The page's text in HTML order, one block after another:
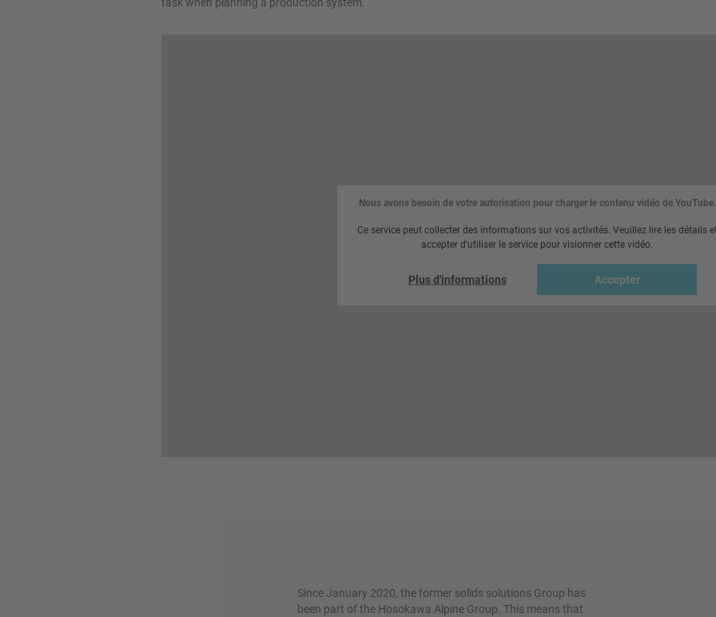
Compacteurs et presses à
Nous avons besoin de votre autorisation pour charger le contenu vidéo de YouTube.
Ce service peut collecter des informations sur vos activités. Veuillez lire les détails
accepter d'utiliser le service pour visionner cette vidéo.
Plus d'informations Accepter
Since January 2020, the former solids solutions Group has
been part of the Hosokawa Alpine Group. This means that